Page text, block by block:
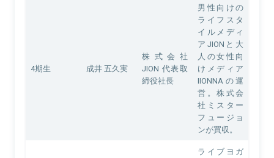
4期生 成井 五久実
株式会社
JION 代表取
締役社長
男性向けの
ライフスタ
イルメディ
アJIONと大
人の女性向
けメディア
IIONNAの運
営。株式会
社ミスター
フュージョ
ンが買収。
ライブヨガ